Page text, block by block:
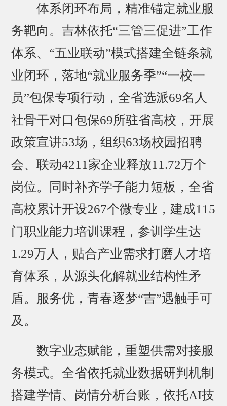
体系闭环布局，精准锚定就业服
务靶向。吉林依托“三管三促进”工作
体系、“五业联动”模式搭建全链条就
业闭环，落地“就业服务季”“一校一
员”包保专项行动，全省选派69名人
社骨干对口包保69所驻省高校，开展
政策宣讲53场，组织63场校园招聘
会、联动4211家企业释放11.72万个
岗位。同时补齐学子能力短板，全省
高校累计开设267个微专业，建成115
门职业能力培训课程，参训学生达
1.29万人，贴合产业需求打磨人才培
育体系，从源头化解就业结构性矛
盾。服务优，青春逐梦“吉”遇触手可
及。
数字业态赋能，重塑供需对接服
务模式。全省依托就业数据研判机制
搭建学情、岗情分析台账，依托AI技